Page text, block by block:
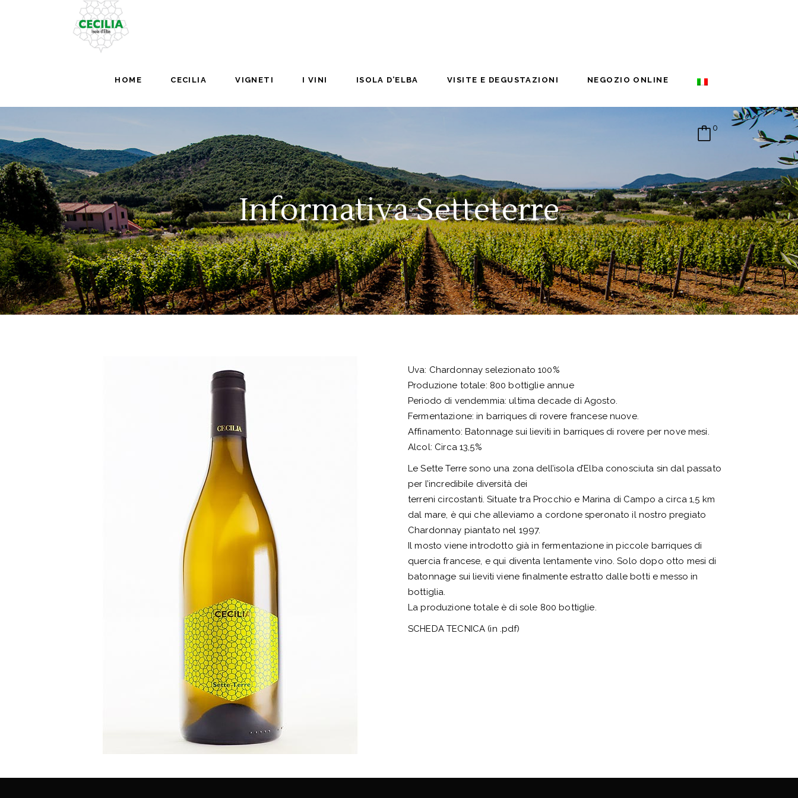
HOME CECILIA VIGNETI I VINI ISOLA D’ELBA VISITE E DEGUSTAZIONI NEGOZIO ONLINE
0
Informativa Setteterre
Uva: Chardonnay selezionato 100%
Produzione totale: 800 bottiglie annue
Periodo di vendemmia: ultima decade di Agosto.
Fermentazione: in barriques di rovere francese nuove.
Affinamento: Batonnage sui lieviti in barriques di rovere per nove mesi.
Alcol: Circa 13,5%
Le Sette Terre sono una zona dell’isola d’Elba conosciuta sin dal passato
per l’incredibile diversità dei
terreni circostanti. Situate tra Procchio e Marina di Campo a circa 1,5 km
dal mare, è qui che alleviamo a cordone speronato il nostro pregiato
Chardonnay piantato nel 1997.
Il mosto viene introdotto già in fermentazione in piccole barriques di
quercia francese, e qui diventa lentamente vino. Solo dopo otto mesi di
batonnage sui lieviti viene finalmente estratto dalle botti e messo in
bottiglia.
La produzione totale è di sole 800 bottiglie.
SCHEDA TECNICA (in .pdf)